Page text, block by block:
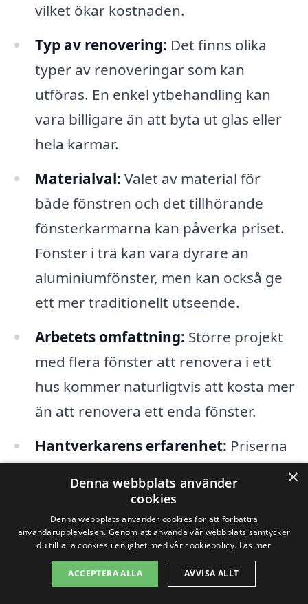
vilket ökar kostnaden.
Typ av renovering: Det finns olika
typer av renoveringar som kan
utföras. En enkel ytbehandling kan
vara billigare än att byta ut glas eller
hela karmar.
Materialval: Valet av material för
både fönstren och det tillhörande
fönsterkarmarna kan påverka priset.
Fönster i trä kan vara dyrare än
aluminiumfönster, men kan också ge
ett mer traditionellt utseende.
Arbetets omfattning: Större projekt
med flera fönster att renovera i ett
hus kommer naturligtvis att kosta mer
än att renovera ett enda fönster.
Hantverkarens erfarenhet: Priserna
hantverkare. En mer erfaren
hantverkare kan ta ut en högre
kostnad, men kan också erbjuda
bättre kvalitet och garanti.
×
Denna webbplats använder
cookies
Denna webbplats använder cookies för att förbättra
användarupplevelsen. Genom att använda vår webbplats samtycker
du till alla cookies i enlighet med vår cookiepolicy. Läs mer
ACCEPTERA ALLA AVVISA ALLT